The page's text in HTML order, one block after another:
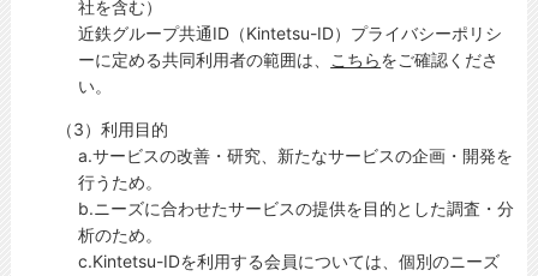
社を含む）
近鉄グループ共通ID（Kintetsu-ID）プライバシーポリシ
ーに定める共同利用者の範囲は、
こちらをご確認くださ
い。
（3）利用目的
a.サービスの改善・研究、新たなサービスの企画・開発を
行うため。
b.ニーズに合わせたサービスの提供を目的とした調査・分
析のため。
c.Kintetsu-IDを利用する会員については、個別のニーズ